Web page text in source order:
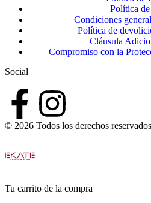
Política
Condiciones
Política de
Cláusula
Compromiso con la
Social
© 2026 Todos los derechos
Tu carrito de la compra